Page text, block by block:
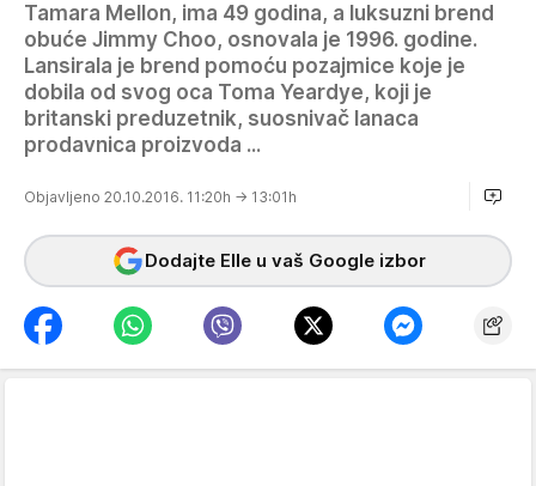
Tamara Mellon, ima 49 godina, a luksuzni brend
obuće Jimmy Choo, osnovala je 1996. godine.
Lansirala je brend pomoću pozajmice koje je
dobila od svog oca Toma Yeardye, koji je
britanski preduzetnik, suosnivač lanaca
prodavnica proizvoda ...
Objavljeno 20.10.2016. 11:20h → 13:01h
Dodajte Elle u vaš Google izbor